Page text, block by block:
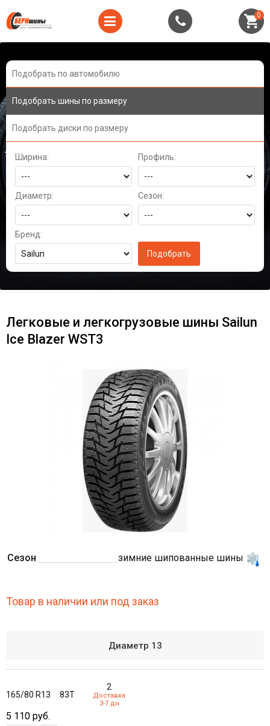
0
Подобрать по автомобилю
Подобрать шины по размеру
Подобрать диски по размеру
Ширина: Профиль:
Диаметр: Сезон:
Бренд:
Легковые и легкогрузовые шины Sailun
Ice Blazer WST3
Сезон зимние шипованные шины
Товар в наличии или под заказ
Диаметр 13
165/80 R13 83T
2
Доставка
3-7 дн
5 110 руб.